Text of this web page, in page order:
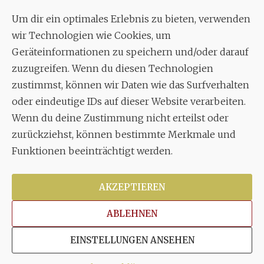
Um dir ein optimales Erlebnis zu bieten, verwenden
wir Technologien wie Cookies, um
Geräteinformationen zu speichern und/oder darauf
zuzugreifen. Wenn du diesen Technologien
zustimmst, können wir Daten wie das Surfverhalten
oder eindeutige IDs auf dieser Website verarbeiten.
Wenn du deine Zustimmung nicht erteilst oder
zurückziehst, können bestimmte Merkmale und
Funktionen beeinträchtigt werden.
AKZEPTIEREN
ABLEHNEN
EINSTELLUNGEN ANSEHEN
Aixheimer Str. 18
70619 Stuttgart
MUSIK
Musikalischer Leiter:
Enrico Trummer
Tel.+49 (0)177 / 34 23 57 1
Facebook
TwitterYouTube
Copyright © 2026Stuttgarter Oratorienchor e.V.Alle
Rechte vorbehalten.